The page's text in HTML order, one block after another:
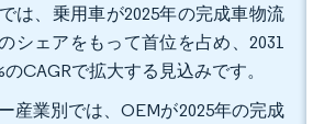
は、乗用車が2025年の完成車物流
シェアをもって首位を占め、2031
CAGRで拡大する見込みです。
産業別では、OEMが2025年の完成